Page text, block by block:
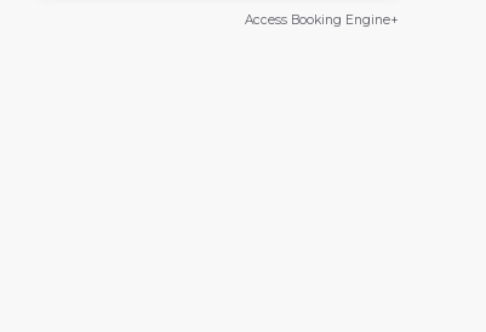
Access Booking Engine+